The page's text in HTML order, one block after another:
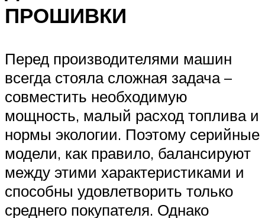
ПРОШИВКИ
Перед производителями машин
всегда стояла сложная задача –
совместить необходимую
мощность, малый расход топлива и
нормы экологии. Поэтому серийные
модели, как правило, балансируют
между этими характеристиками и
способны удовлетворить только
среднего покупателя. Однако